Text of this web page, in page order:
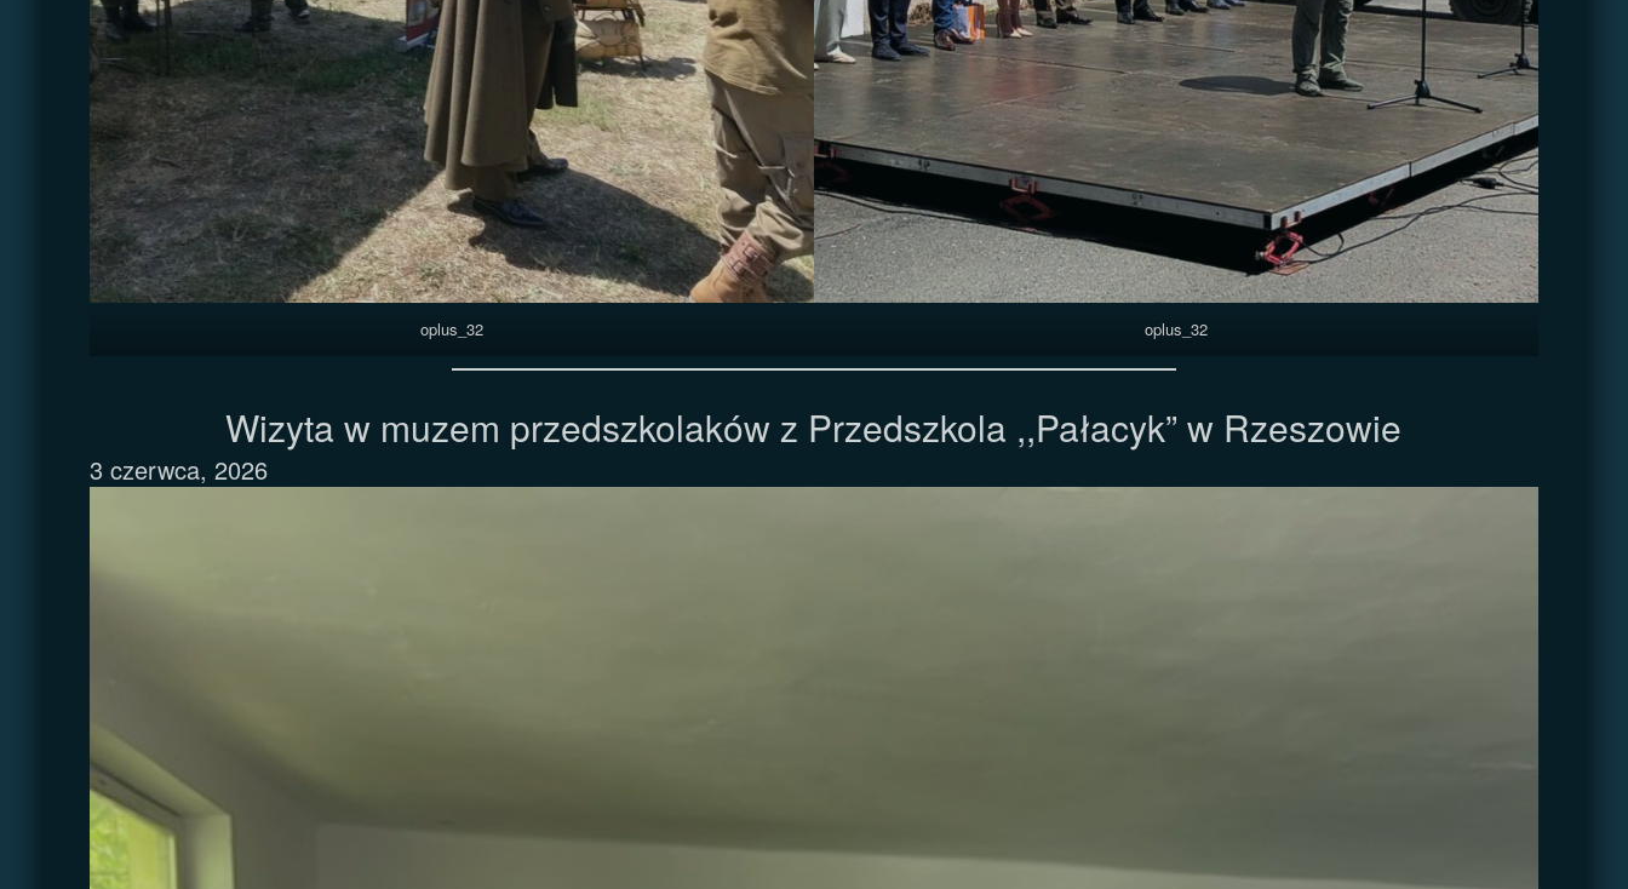
oplus_32 oplus_32
Wizyta w muzem przedszkolaków z Przedszkola ,,Pałacyk” w Rzeszowie
3 czerwca, 2026